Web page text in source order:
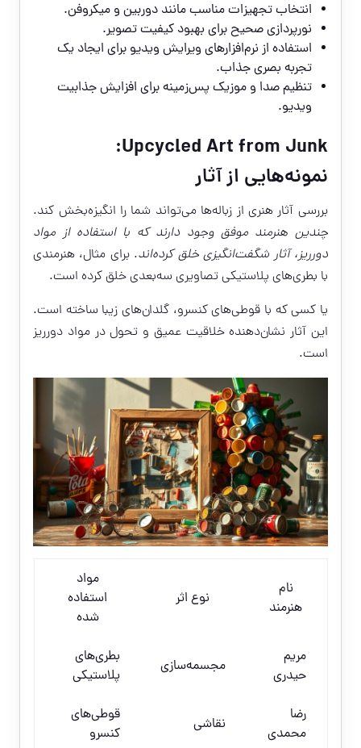
انتخاب تجهیزات مناسب مانند دوربین و میکروفن.
نورپردازی صحیح برای بهبود کیفیت تصویر.
استفاده از نرم‌افزارهای ویرایش ویدیو برای ایجاد یک
تجربه بصری جذاب.
تنظیم صدا و موزیک پس‌زمینه برای افزایش جذابیت
ویدیو.
Upcycled Art from Junk:
نمونه‌هایی از آثار
بررسی آثار هنری از زباله‌ها می‌تواند شما را انگیزه‌بخش کند.
چندین هنرمند موفق وجود دارند که با استفاده از مواد
دورریز، آثار شگفت‌انگیزی خلق کرده‌اند. برای مثال، هنرمندی
با بطری‌های پلاستیکی تصاویری سه‌بعدی خلق کرده است.
یا کسی که با قوطی‌های کنسرو، گلدان‌های زیبا ساخته است.
این آثار نشان‌دهنده خلاقیت عمیق و تحول در مواد دورریز
است.
نام
هنرمند
نوع اثر
مواد
استفاده
شده
مریم
حیدری
مجسمه‌سازی
بطری‌های
پلاستیکی
رضا
محمدی
نقاشی
قوطی‌های
کنسرو